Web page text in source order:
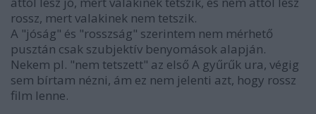
rossz, mert valakinek nem tetszik.
A "jóság" és "rosszság" szerintem nem mérhető
pusztán csak szubjektív benyomások alapján.
Nekem pl. "nem tetszett" az első A gyűrűk ura, végig
sem bírtam nézni, ám ez nem jelenti azt, hogy rossz
film lenne.